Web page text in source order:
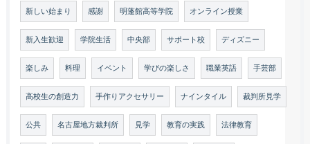
新しい始まり 感謝 明蓬館高等学院 オンライン授業
新入生歓迎 学院生活 中央部 サポート校 ディズニー
楽しみ 料理 イベント 学びの楽しさ 職業英語 手芸部
高校生の創造力 手作りアクセサリー ナインタイル 裁判所見学
公共 名古屋地方裁判所 見学 教育の実践 法律教育